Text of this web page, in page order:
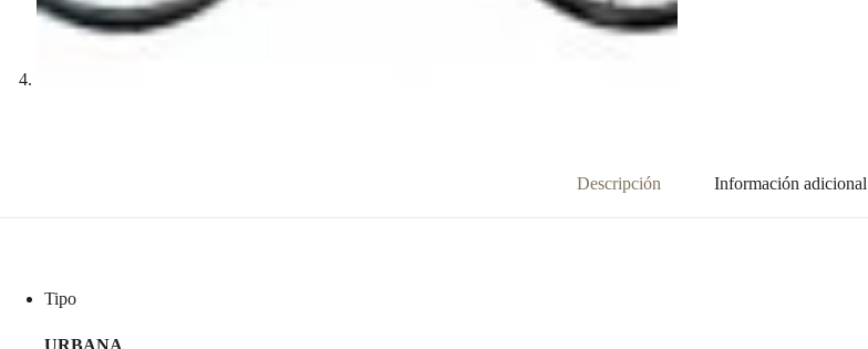
Descripción Información adicional
Tipo